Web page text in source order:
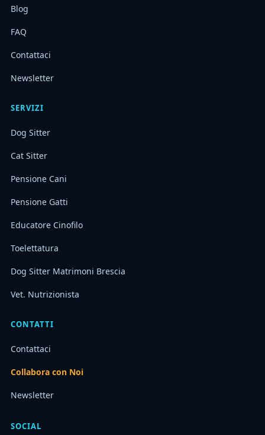
Blog
FAQ
Contattaci
Newsletter
SERVIZI
Dog Sitter
Cat Sitter
Pensione Cani
Pensione Gatti
Educatore Cinofilo
Toelettatura
Dog Sitter Matrimoni Brescia
Vet. Nutrizionista
CONTATTI
Contattaci
Collabora con Noi
Newsletter
SOCIAL